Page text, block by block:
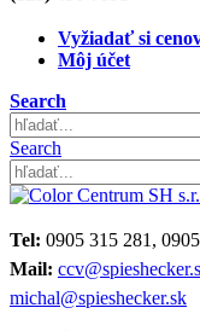
Vyžiadať si
Môj účet
Search
Search
Tel: 0905 315 281,
Mail:
michal@spieshecker.sk